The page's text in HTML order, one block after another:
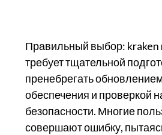
Правильный выбор: kraken
требует тщательной
пренебрегать
обеспечения и проверкой
безопасности. Многие
совершают ошибку,